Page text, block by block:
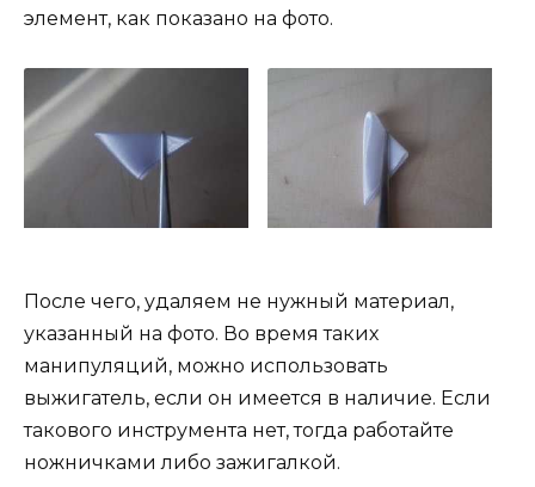
элемент, как показано на фото.
После чего, удаляем не нужный материал,
указанный на фото. Во время таких
манипуляций, можно использовать
выжигатель, если он имеется в наличие. Если
такового инструмента нет, тогда работайте
ножничками либо зажигалкой.